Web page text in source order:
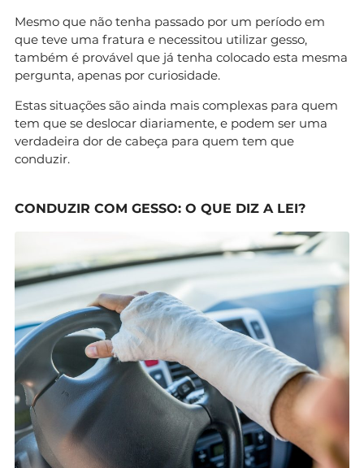
Mesmo que não tenha passado por um período em
que teve uma fratura e necessitou utilizar gesso,
também é provável que já tenha colocado esta mesma
pergunta, apenas por curiosidade.
Estas situações são ainda mais complexas para quem
tem que se deslocar diariamente, e podem ser uma
verdadeira dor de cabeça para quem tem que
conduzir.
CONDUZIR COM GESSO: O QUE DIZ A LEI?